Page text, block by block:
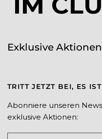
Exklusive
TRITT JETZT BEI, ES
Abonniere unseren
exklusive Aktionen: